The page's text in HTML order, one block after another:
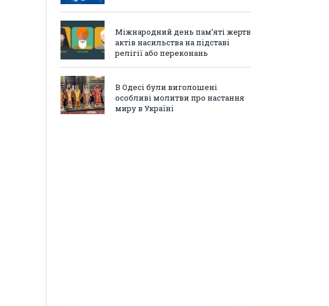
Міжнародний день пам’яті жертв
актів насильства на підставі
релігії або переконань
В Одесі були виголошені
особливі молитви про настання
миру в Україні